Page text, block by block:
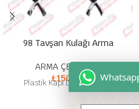
98 Tavşan Kulağı Arma
ARMA ÇEŞİTLERİ
₺150,00
Plastik Kapı Direği Arması